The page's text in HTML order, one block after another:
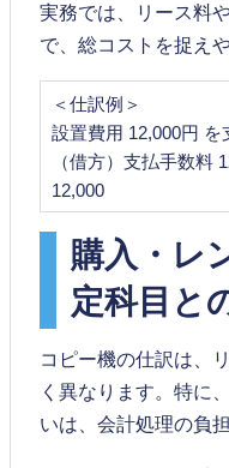
実務では、リース料
で、総コストを捉え
＜仕訳例＞
設置費用 12,000円 を
（借方）支払手数料
12,000
購入・レ
定科目と
コピー機の仕訳は、
く異なります。特に
いは、会計処理の負